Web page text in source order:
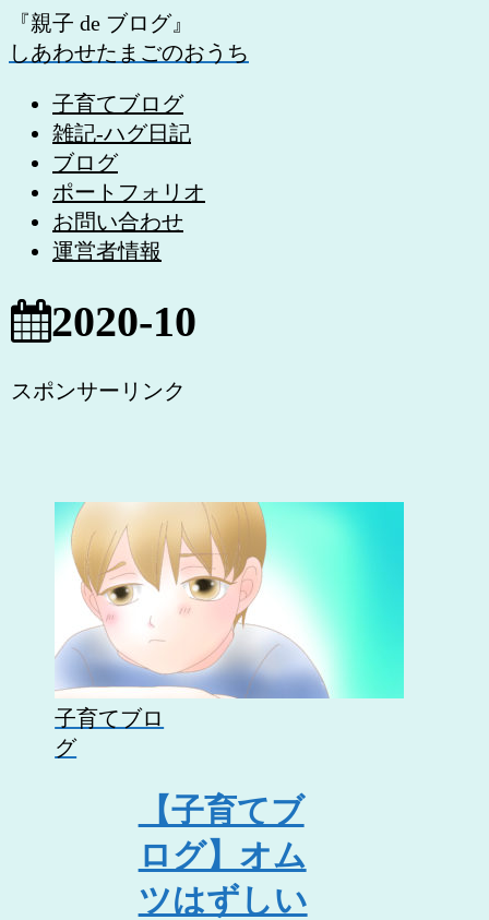
『親子 de ブログ』
しあわせたまごのおうち
子育てブログ
雑記-ハグ日記
ブログ
ポートフォリオ
お問い合わせ
運営者情報
2020-10
スポンサーリンク
子育てブロ
グ
【子育てブ
ログ】オム
ツはずしい